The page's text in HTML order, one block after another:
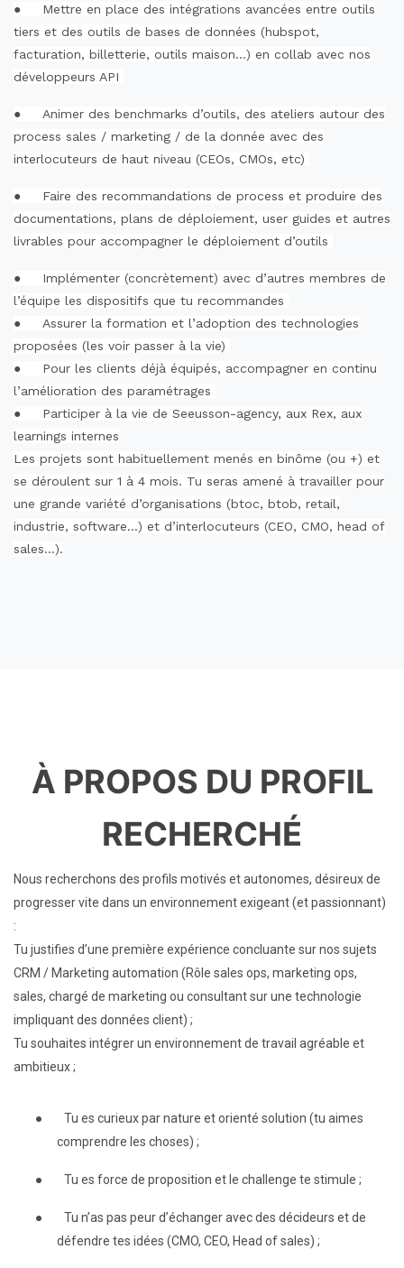
●
Mettre en place des intégrations avancées entre outils
tiers et des outils de bases de données (hubspot,
facturation, billetterie, outils maison…) en collab avec nos
développeurs API
●
Animer des benchmarks d’outils, des ateliers autour des
process sales / marketing / de la donnée avec des
interlocuteurs de haut niveau (CEOs, CMOs, etc)
●
Faire des recommandations de process et produire des
documentations, plans de déploiement, user guides et autres
livrables pour accompagner le déploiement d’outils
●
Implémenter (concrètement) avec d’autres membres de
l’équipe les dispositifs que tu recommandes
●
Assurer la formation et l’adoption des technologies
proposées (les voir passer à la vie)
●
Pour les clients déjà équipés, accompagner en continu
l’amélioration des paramétrages
●
Participer à la vie de Seeusson-agency, aux Rex, aux
learnings internes
Les projets sont habituellement menés en binôme (ou +) et
se déroulent sur 1 à 4 mois. Tu seras amené à travailler pour
une grande variété d’organisations (btoc, btob, retail,
industrie, software…) et d’interlocuteurs (CEO, CMO, head of
sales…).
À PROPOS DU PROFIL
RECHERCHÉ
Nous recherchons des profils motivés et autonomes, désireux de
progresser vite dans un environnement exigeant (et passionnant)
:
Tu justifies d’une première expérience concluante sur nos sujets
CRM / Marketing automation (Rôle sales ops, marketing ops,
sales, chargé de marketing ou consultant sur une technologie
impliquant des données client) ;
Tu souhaites intégrer un environnement de travail agréable et
ambitieux ;
●
Tu es curieux par nature et orienté solution (tu aimes
comprendre les choses) ;
● Tu es force de proposition et le challenge te stimule ;
●
Tu n’as pas peur d’échanger avec des décideurs et de
défendre tes idées (CMO, CEO, Head of sales) ;